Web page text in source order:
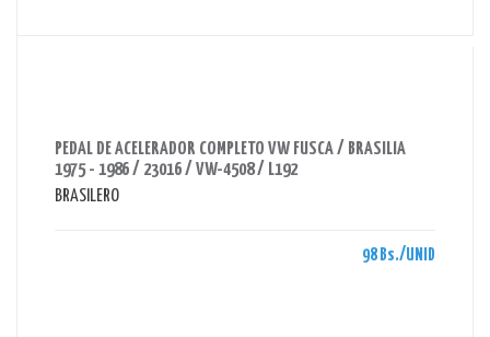
PEDAL DE ACELERADOR COMPLETO VW FUSCA / BRASILIA
1975 - 1986 / 23016 / VW-4508 / L192
BRASILERO
98 Bs./UNID